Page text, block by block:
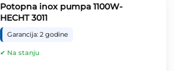
Potopna inox pumpa 1100W-
HECHT 3011
Garancija: 2 godine
✔ Na stanju